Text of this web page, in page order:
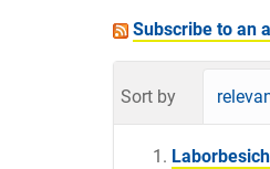
Subscribe to an
Sort by